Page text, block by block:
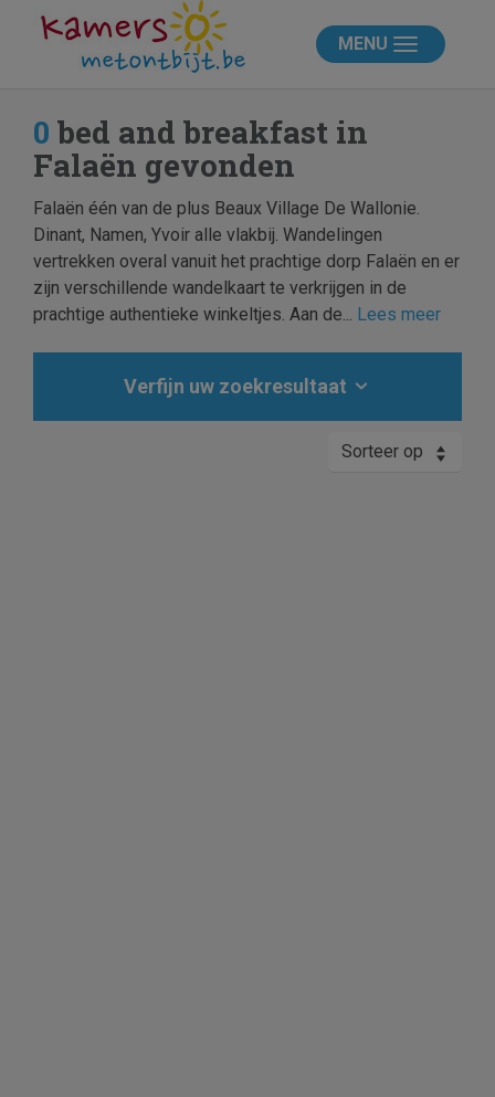
MENU
0 bed and breakfast in
Falaën gevonden
Falaën één van de plus Beaux Village De Wallonie.
Dinant, Namen, Yvoir alle vlakbij. Wandelingen
vertrekken overal vanuit het prachtige dorp Falaën en er
zijn verschillende wandelkaart te verkrijgen in de
prachtige authentieke winkeltjes. Aan de... Lees meer
Verfijn uw zoekresultaat
Sorteer op